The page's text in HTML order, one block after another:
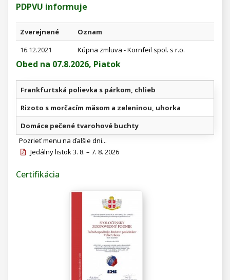
PDPVU informuje
Zverejnené
Oznam
16.12.2021
Kúpna zmluva - Kornfeil spol. s r.o.
Obed na 07.8.2026, Piatok
Frankfurtská polievka s párkom, chlieb
Rizoto s morčacím mäsom a zeleninou, uhorka
Domáce pečené tvarohové buchty
Pozrieť menu na ďalšie dni...
Jedálny listok 3. 8. – 7. 8. 2026
Certifikácia